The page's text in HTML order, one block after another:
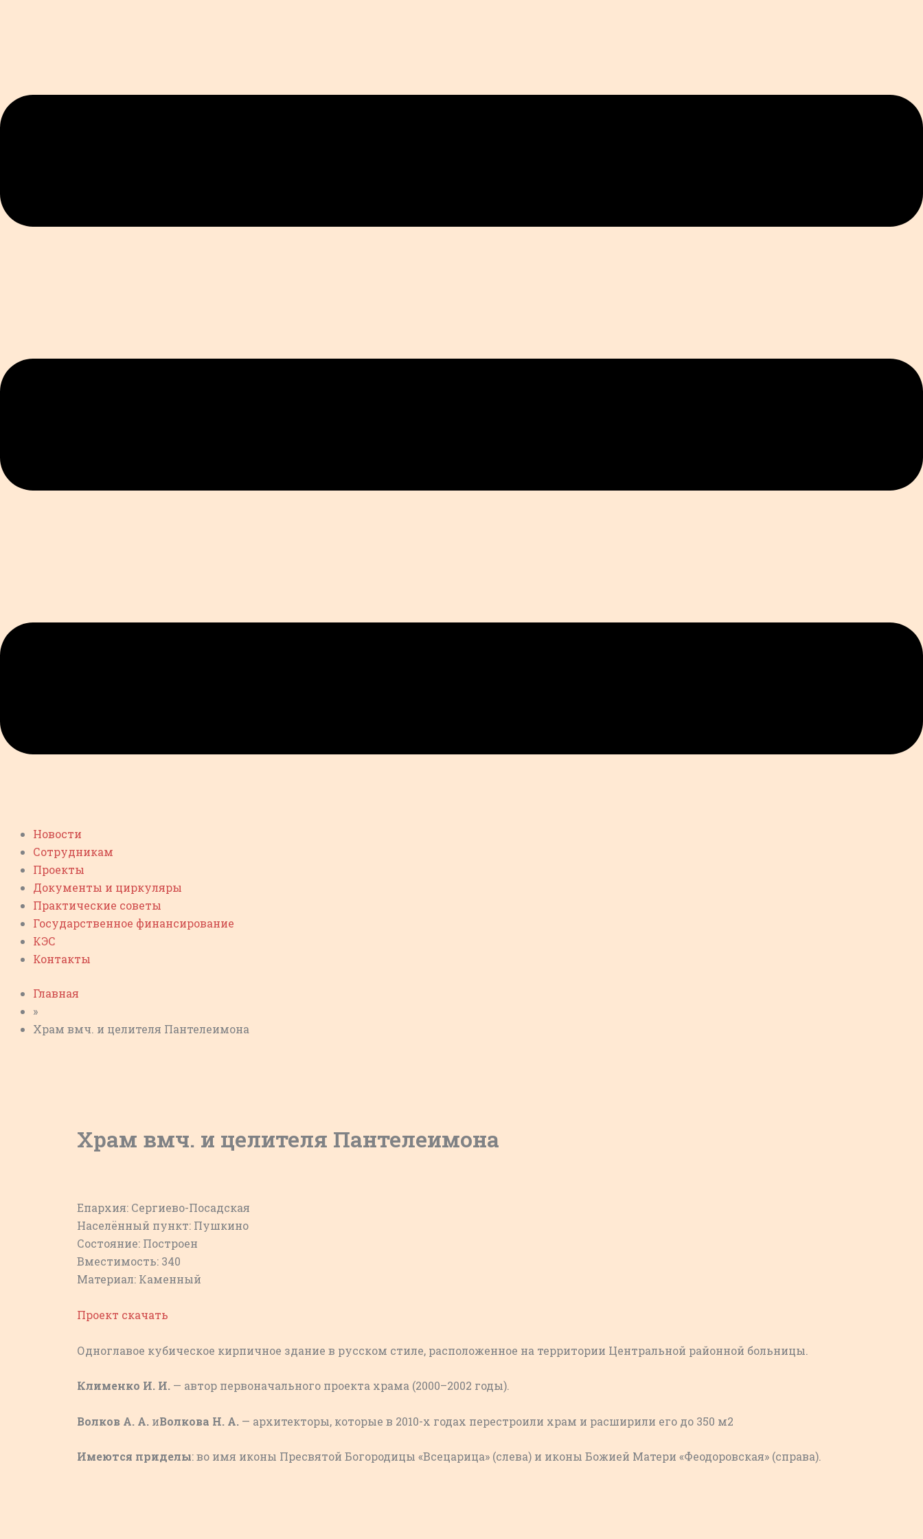
Новости
Сотрудникам
Проекты
Документы и циркуляры
Практические советы
Государственное финансирование
КЭС
Контакты
Главная
»
Храм вмч. и целителя Пантелеимона
Храм вмч. и целителя Пантелеимона
Епархия: Сергиево-Посадская
Населённый пункт: Пушкино
Состояние: Построен
Вместимость: 340
Материал: Каменный
Проект скачать
Одноглавое кубическое кирпичное здание в русском стиле, расположенное на территории Центральной районной больницы.
Клименко И. И. — автор первоначального проекта храма (2000–2002 годы).
Волков А. А. иВолкова Н. А. — архитекторы, которые в 2010-х годах перестроили храм и расширили его до 350 м2
Имеются приделы: во имя иконы Пресвятой Богородицы «Всецарица» (слева) и иконы Божией Матери «Феодоровская» (справа).